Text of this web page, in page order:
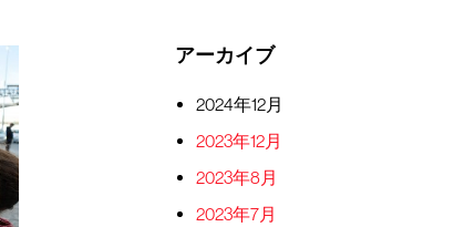
アーカイブ
2024年12月
2023年12月
2023年8月
2023年7月